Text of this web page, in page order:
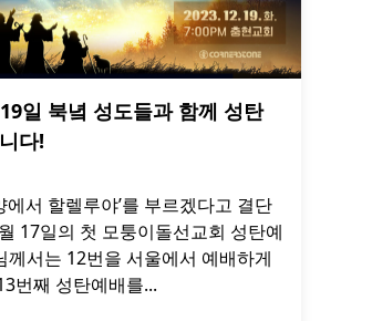
일 북녘 성도들과 함께 성탄
다!
에서 할렐루야’를 부르겠다고 결단
17일의 첫 모퉁이돌선교회 성탄예
께서는 12번을 서울에서 예배하게
번째 성탄예배를...